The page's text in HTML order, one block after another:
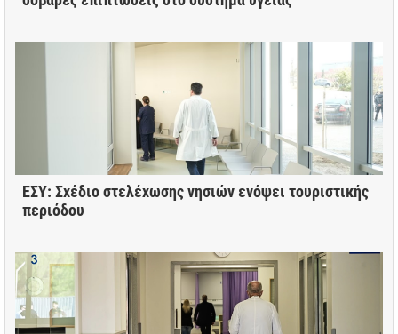
ΕΣΥ: Σχέδιο στελέχωσης νησιών ενόψει τουριστικής
περιόδου